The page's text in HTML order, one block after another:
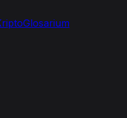
Glosarium